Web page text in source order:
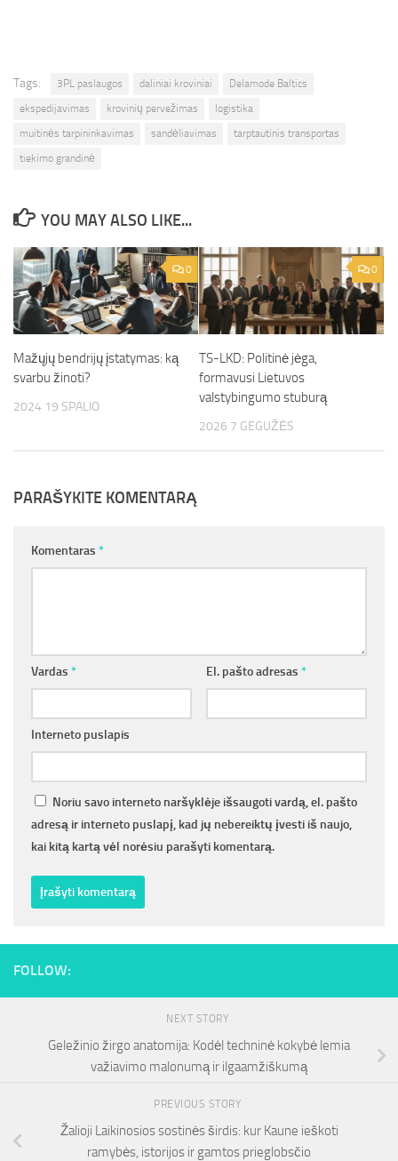
Tags: 3PL paslaugos daliniai kroviniai
Delamode Baltics
ekspedijavimas
krovinių pervežimas
logistika
muitinės tarpininkavimas
sandėliavimas
tarptautinis transportas
tiekimo grandinė
YOU MAY ALSO LIKE...
0
Mažųjų bendrijų įstatymas: ką
svarbu žinoti?
2024 19 SPALIO
0
TS-LKD: Politinė jėga,
formavusi Lietuvos
valstybingumo stuburą
2026 7 GEGUŽĖS
PARAŠYKITE KOMENTARĄ
Komentaras *
Vardas * El. pašto adresas *
Interneto puslapis
Noriu savo interneto naršyklėje išsaugoti vardą, el. pašto
adresą ir interneto puslapį, kad jų nebereiktų įvesti iš naujo,
kai kitą kartą vėl norėsiu parašyti komentarą.
FOLLOW:
NEXT STORY
Geležinio žirgo anatomija: Kodėl techninė kokybė lemia
važiavimo malonumą ir ilgaamžiškumą
PREVIOUS STORY
Žalioji Laikinosios sostinės širdis: kur Kaune ieškoti
ramybės, istorijos ir gamtos prieglobsčio